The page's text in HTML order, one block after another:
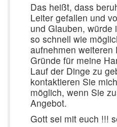
Das heißt, dass
Leiter gefallen und
und Glauben, würde
so schnell wie
aufnehmen weiteren
Gründe für meine
Lauf der Dinge zu
kontaktieren Sie
möglich, wenn Sie
Angebot.
Gott sei mit euch !!!